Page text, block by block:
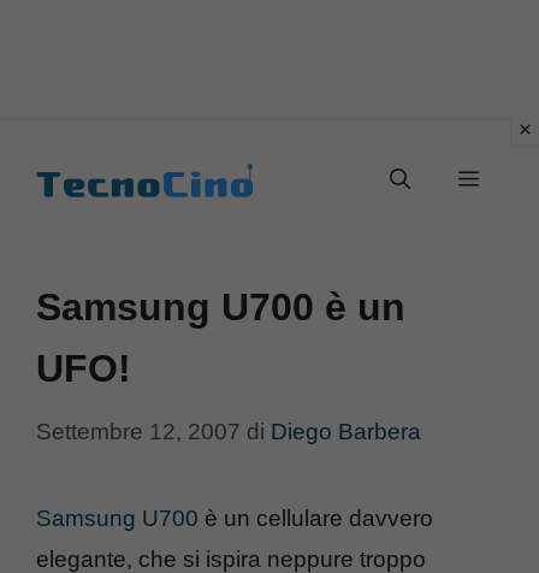
Menu
Samsung U700 è un
UFO!
Settembre 12, 2007 di Diego Barbera
Samsung U700 è un cellulare davvero
elegante, che si ispira neppure troppo